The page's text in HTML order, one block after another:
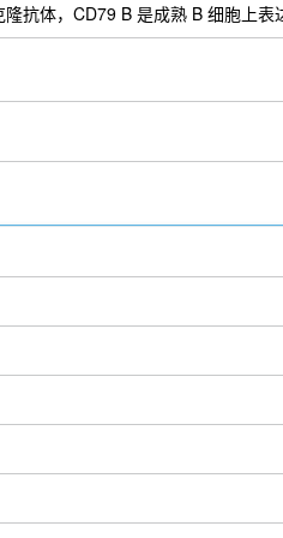
体，CD79 B 是成熟 B 细胞上表